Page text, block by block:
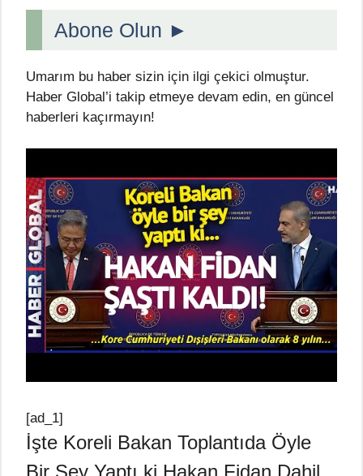
Abone Olun ►
Umarım bu haber sizin için ilgi çekici olmuştur.
Haber Global’i takip etmeye devam edin, en güncel
haberleri kaçırmayın!
[ad_1]
İşte Koreli Bakan Toplantıda Öyle
Bir Şey Yaptı ki Hakan Fidan Dahil